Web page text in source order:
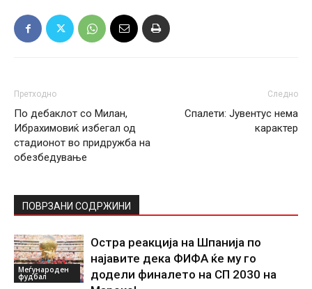
Претходно
По дебаклот со Милан,
Ибрахимовиќ избегал од
стадионот во придружба на
обезбедување
Следно
Спалети: Јувентус нема
карактер
ПОВРЗАНИ СОДРЖИНИ
Меѓународен
фудбал
Остра реакција на Шпанија по
најавите дека ФИФА ќе му го
додели финалето на СП 2030 на